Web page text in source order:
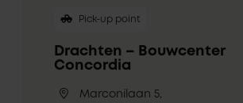
Pick-up point
Drachten – Bouwcenter
Concordia
Marconilaan 5,